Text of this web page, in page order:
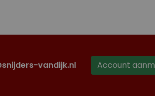
vandijk.nl Account